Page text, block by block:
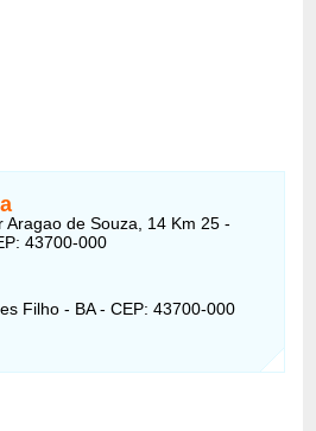
Aragao de Souza, 14 Km 25 -
43700-000
Filho - BA - CEP: 43700-000